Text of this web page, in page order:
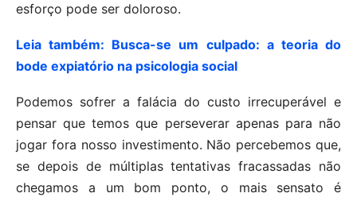
esforço pode ser doloroso.
Leia também: Busca-se um culpado: a teoria do
bode expiatório na psicologia social
Podemos sofrer a falácia do custo irrecuperável e
pensar que temos que perseverar apenas para não
jogar fora nosso investimento. Não percebemos que,
se depois de múltiplas tentativas fracassadas não
chegamos a um bom ponto, o mais sensato é